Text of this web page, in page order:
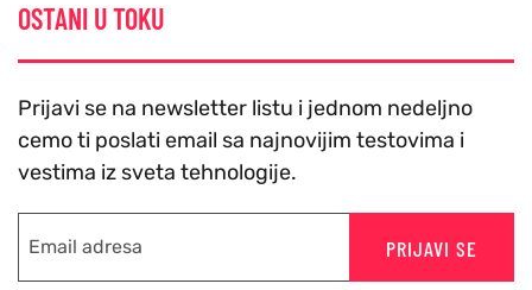
OSTANI U TOKU
Prijavi se na newsletter listu i jednom nedeljno
cemo ti poslati email sa najnovijim testovima i
vestima iz sveta tehnologije.
PRIJAVI SE